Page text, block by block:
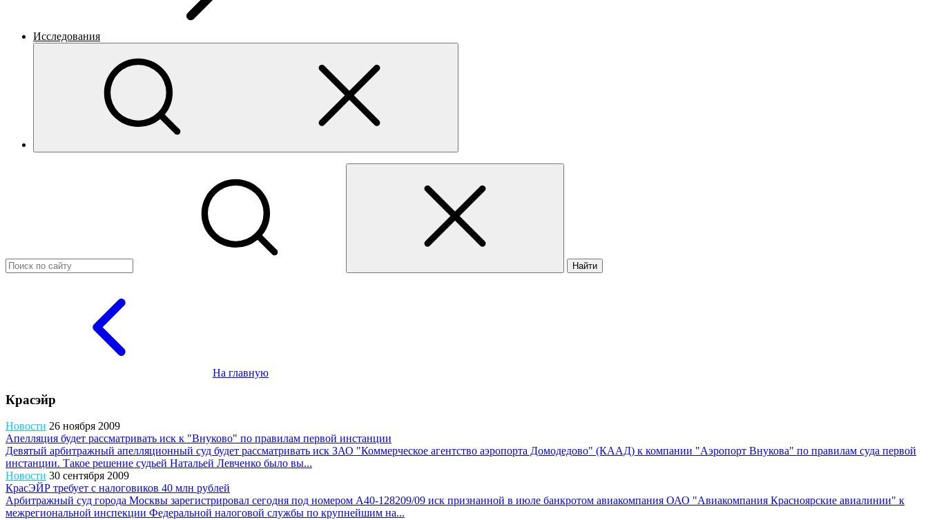
Исследования
Найти
На главную
Красэйр
Новости 26 ноября 2009
Апелляция будет рассматривать иск к "Внуково" по правилам первой инстанции
Девятый арбитражный апелляционный суд будет рассматривать иск ЗАО "Коммерческое агентство аэропорта Домодедово" (КААД) к компании "Аэропорт Внукова" по правилам суда первой
инстанции. Такое решение судьей Натальей Левченко было вы...
Новости 30 сентября 2009
КрасЭЙР требует с налоговиков 40 млн рублей
Арбитражный суд города Москвы зарегистрировал сегодня под номером А40-128209/09 иск признанной в июле банкротом авиакомпания ОАО "Авиакомпания Красноярские авиалинии" к
межрегиональной инспекции Федеральной налоговой службы по крупнейшим на...